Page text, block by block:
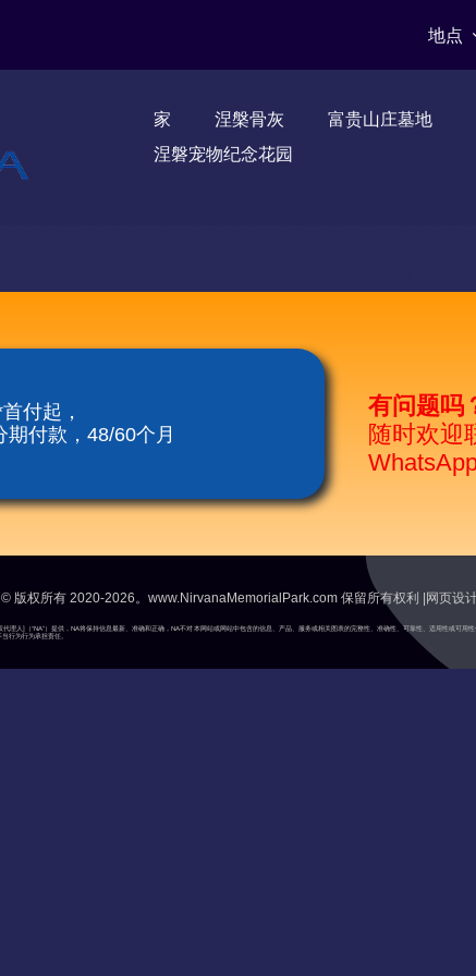
地点
家 涅槃骨灰 富贵山庄墓地
涅磐宠物纪念花园
付起，
付款，48/60个月
有问题吗
随时欢迎
© 版权所有 2020-2026。www.NirvanaMemorialPark.com 保留所有权利 |网页设
理人]（“NA”）提供，NA将保持信息最新、准确和正确，NA不对本网站或网站中包含的信息、产品、服务或相关图表的完整性、准确性、可靠性、适用性或
行为行为承担责任。